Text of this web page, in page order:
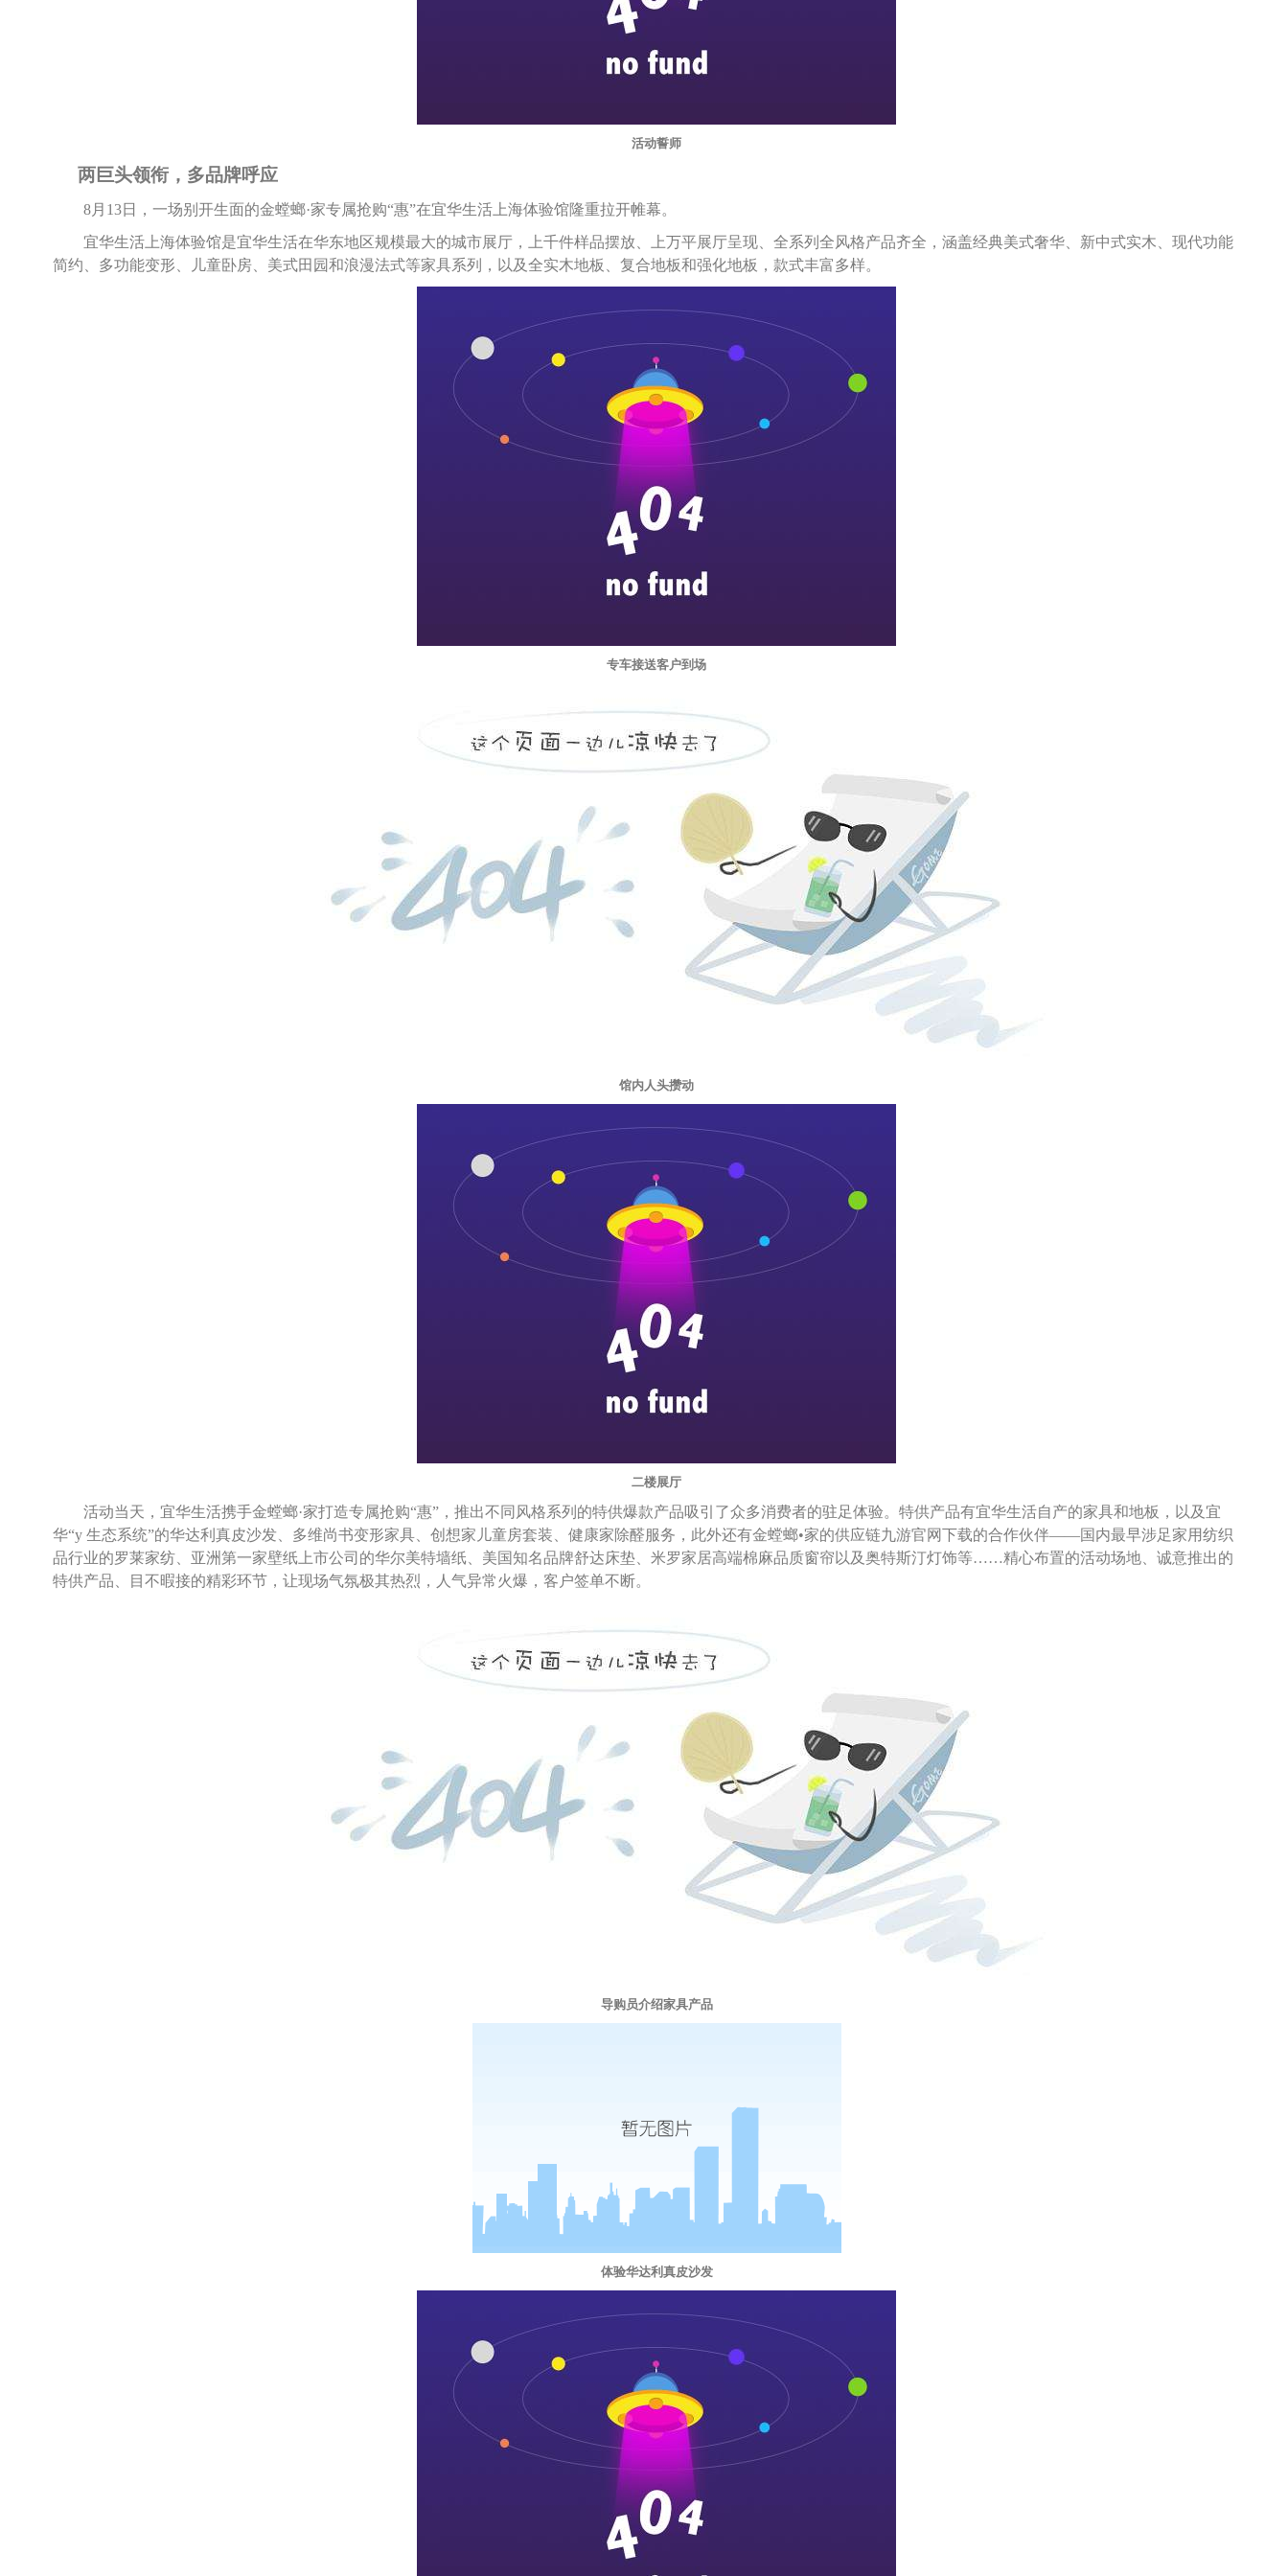
活动誓师
两巨头领衔，多品牌呼应
8月 13日
，一场别开生面的金螳螂·家专属抢购“惠”在宜华生活上海体验馆隆重拉开帷幕。
宜华生活上海体验馆是宜华生活在华东地区规模最大的城市展厅，上千件样品摆放、上万平展厅呈现、全系列全风格产品齐全，涵盖经典美式奢华、 新中式实木、现代功能
简约、多功能变形、儿童卧房、美式田园和浪漫法式等家具系列，以及全实木地板、复合地板和强化地板， 款式丰富多样。
专车接送客户到场
馆内人头攒动
二楼展厅
活动当天，宜华生活携手金螳螂·家打造专属抢购“惠”，推出不同风格系列的特供爆款产品吸引了众多消费者的驻足体验。特供产品有宜华生活自产的家具和地板，以及宜
华“y 生态系统”的华达利真皮沙发、多维尚书变形家具、创想家儿童房套装、健康家除醛服务，此外还有金螳螂•家的供应链九游官网下载的合作伙伴——国内最早涉足家用纺织
品行业的罗莱家纺、亚洲第一家壁纸上市公司的华尔美特墙纸、美国知名品牌舒达床垫、米罗家居高端棉麻品质窗帘以及奥特斯汀灯饰等……精心布置的活动场地、诚意推出的
特供产品、目不暇接的精彩环节，让现场气氛极其热烈，人气异常火爆，客户签单不断。
导购员介绍家具产品
体验华达利真皮沙发